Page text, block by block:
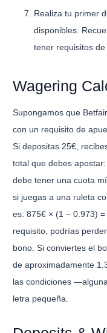
Realiza tu primer
disponibles.
tener requisitos de
Wagering
Supongamos que
con un requisito de
Si depositas 25€,
total que debes
debe tener una cuota
si juegas a una ruleta
es: 875€ × (1 – 0.973)
requisito, podrías
bono. Si conviertes el
de aproximadamente
las condiciones
letra pequeña.